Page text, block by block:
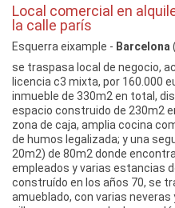
Local comercial en
la calle parís
Esquerra eixample - Barcelona
se traspasa local de negocio,
licencia c3 mixta, por 160.000
inmueble de 330m2 en total,
espacio construido de 230m2
zona de caja, amplia cocina
de humos legalizada; y una
20m2) de 80m2 donde
empleados y varias estancias
construído en los años 70, se
amueblado, con varias